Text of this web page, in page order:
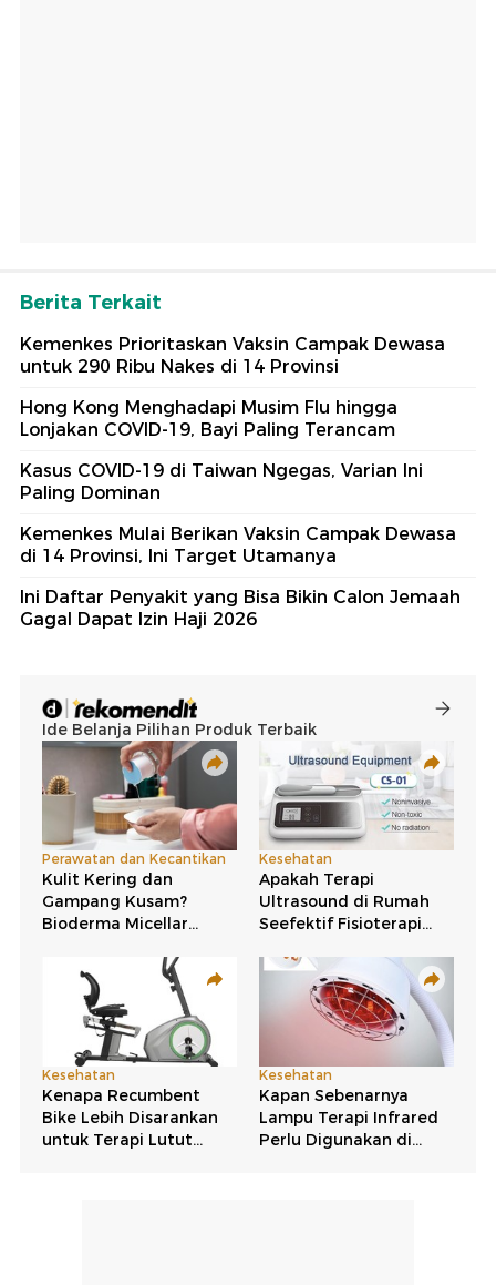
Berita Terkait
Kemenkes Prioritaskan Vaksin Campak Dewasa
untuk 290 Ribu Nakes di 14 Provinsi
Hong Kong Menghadapi Musim Flu hingga
Lonjakan COVID-19, Bayi Paling Terancam
Kasus COVID-19 di Taiwan Ngegas, Varian Ini
Paling Dominan
Kemenkes Mulai Berikan Vaksin Campak Dewasa
di 14 Provinsi, Ini Target Utamanya
Ini Daftar Penyakit yang Bisa Bikin Calon Jemaah
Gagal Dapat Izin Haji 2026